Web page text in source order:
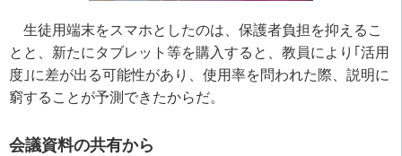
生徒用端末をスマホとしたのは、保護者負担を抑えるこ
とと、新たにタブレット等を購入すると、教員により｢活用
度｣に差が出る可能性があり、使用率を問われた際、説明に
窮することが予測できたからだ。
会議資料の共有から